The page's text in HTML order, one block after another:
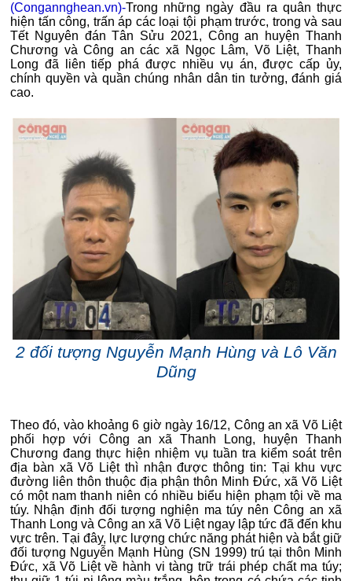
(Congannghean.vn)-Trong những ngày đầu ra quân thực
hiện tấn công, trấn áp các loại tội phạm trước, trong và sau
Tết Nguyên đán Tân Sửu 2021, Công an huyện Thanh
Chương và Công an các xã Ngọc Lâm, Võ Liệt, Thanh
Long đã liên tiếp phá được nhiều vụ án, được cấp ủy,
chính quyền và quần chúng nhân dân tin tưởng, đánh giá
cao.
2 đối tượng Nguyễn Mạnh Hùng và Lô Văn
Dũng
Theo đó, vào khoảng 6 giờ ngày 16/12, Công an xã Võ Liệt
phối hợp với Công an xã Thanh Long, huyện Thanh
Chương đang thực hiện nhiệm vụ tuần tra kiểm soát trên
địa bàn xã Võ Liệt thì nhận được thông tin: Tại khu vực
đường liên thôn thuộc địa phận thôn Minh Đức, xã Võ Liệt
có một nam thanh niên có nhiều biểu hiện phạm tội về ma
túy. Nhận định đối tượng nghiện ma túy nên Công an xã
Thanh Long và Công an xã Võ Liệt ngay lập tức đã đến khu
vực trên. Tại đây, lực lượng chức năng phát hiện và bắt giữ
đối tượng Nguyễn Mạnh Hùng (SN 1999) trú tại thôn Minh
Đức, xã Võ Liệt về hành vi tàng trữ trái phép chất ma túy;